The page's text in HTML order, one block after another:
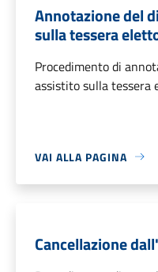
Annotazione del
sulla tessera
Procedimento di
assistito sulla tessera
VAI ALLA PAGINA
Cancellazione